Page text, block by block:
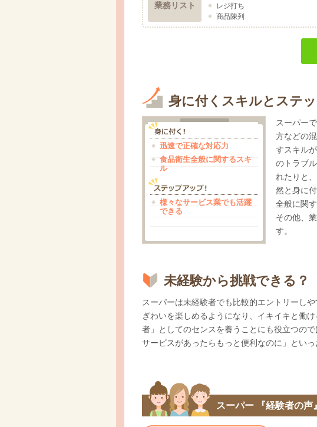
業務リスト
レジ打ち
商品陳列
身に付くスキルとステ
迅速で正確な対応力
食品衛生全般に関するスキ
ル
様々なサービス業でも活躍
できる
スーパー
方などの
すスキル
のトラブ
れたりと
然と身に
全般に関
その他、
す。
未経験から挑戦できる？
スーパーは未経験者でも比較的エントリーし
ぎわいを楽しめるようになり、イキイキと働
者」としてのセンスを養うことにも役立つの
サービスがあったらもっと便利なのに」とい
スーパー 『経験者の声』